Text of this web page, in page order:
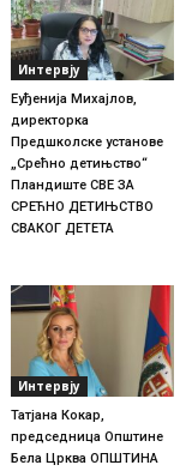
Интервју
Еуђенија Михајлов,
директорка
Предшколске установе
„Срећно детињство“
Пландиште СВЕ ЗА
СРЕЋНО ДЕТИЊСТВО
СВАКОГ ДЕТЕТА
Интервју
Татјана Кокар,
председница Општине
Бела Црква ОПШТИНА